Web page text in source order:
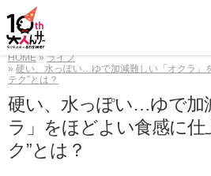
HOME
ライフ
硬い、水っぽい…ゆで加減難しい「オクラ」
テク”とは？
硬い、水っぽい…ゆで加
ラ」をほどよい食感に仕
ク”とは？